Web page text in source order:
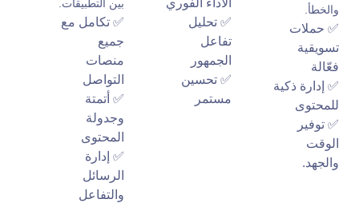
والخطأ.
✅ حملات
تسويقية
فعّالة
✅ إدارة ذكية
للمحتوى
✅ توفير
الوقت
والجهد.
الأداء الفوري
✅ تحليل
تفاعل
الجمهور
✅ تحسين
مستمر
بين التطبيقات.
✅ تكامل مع
جميع
منصات
التواصل
✅ أتمتة
وجدولة
المحتوى
✅ إدارة
الرسائل
والتفاعل